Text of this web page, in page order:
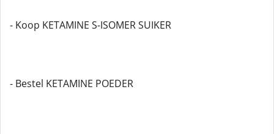
- Koop KETAMINE S-ISOMER SUIKER
- Bestel KETAMINE POEDER